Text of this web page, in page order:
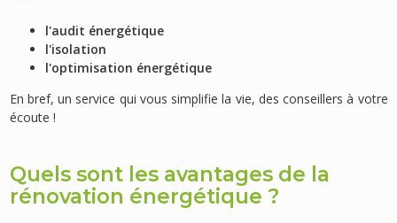
l'audit énergétique
l'isolation
l'optimisation énergétique
En bref, un service qui vous simplifie la vie, des conseillers à votre
écoute !
Quels sont les avantages de la
rénovation énergétique ?